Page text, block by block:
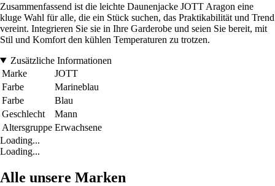
Zusammenfassend ist die leichte Daunenjacke JOTT Aragon eine
kluge Wahl für alle, die ein Stück suchen, das Praktikabilität und Trend
vereint. Integrieren Sie sie in Ihre Garderobe und seien Sie bereit, mit
Stil und Komfort den kühlen Temperaturen zu trotzen.
Zusätzliche Informationen
Marke
JOTT
Farbe
Marineblau
Farbe
Blau
Geschlecht
Mann
Altersgruppe Erwachsene
Loading...
Loading...
Alle unsere Marken